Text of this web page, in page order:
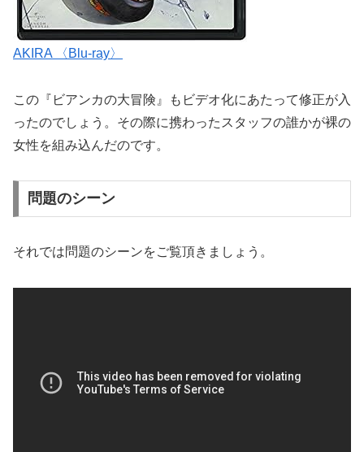
AKIRA 〈Blu-ray〉
この『ビアンカの大冒険』もビデオ化にあたって修正が入
ったのでしょう。その際に携わったスタッフの誰かが裸の
女性を組み込んだのです。
問題のシーン
それでは問題のシーンをご覧頂きましょう。